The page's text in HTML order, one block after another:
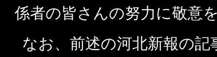
係者の皆さんの努力に敬意
なお、前述の河北新報の